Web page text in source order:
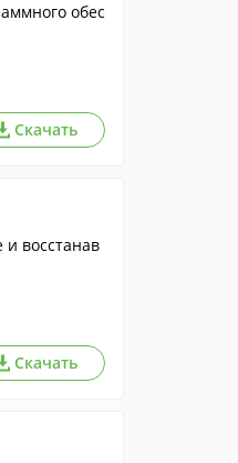
обес
Скачать
восстанав
Скачать